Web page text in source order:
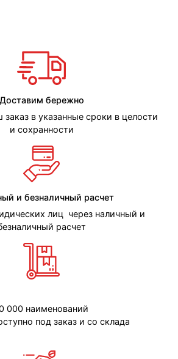
Доставим бережно
в указанные сроки в целости
и сохранности
и безналичный расчет
лиц через наличный и
расчет
000 наименований
под заказ и со склада